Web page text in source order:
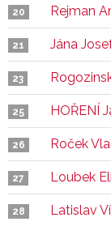
20 Rejman
21 Jána
23
25 HOŘENÍ
26 Roček
27 Loubek
28 Latislav